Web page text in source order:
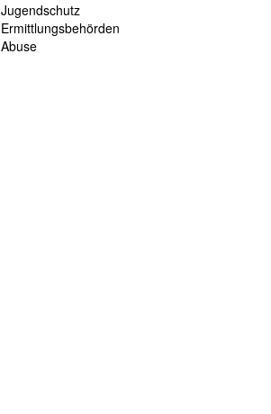
Jugendschutz
Ermittlungsbehörden
Abuse